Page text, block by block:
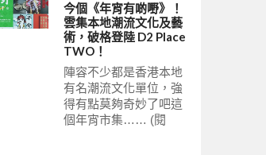
今個《年宵有啲嘢》！
雲集本地潮流文化及藝
術，破格登陸 D2 Place
TWO！
陣容不少都是香港本地
有名潮流文化單位，強
得有點莫夠奇妙了吧這
個年宵市集…… (閱